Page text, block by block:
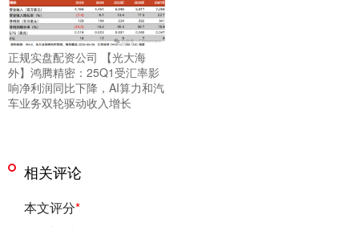
正规实盘配资公司 【光大海
外】鸿腾精密：25Q1受汇率影
响净利润同比下降，AI算力和汽
车业务双轮驱动收入增长
相关评论
本文评分*